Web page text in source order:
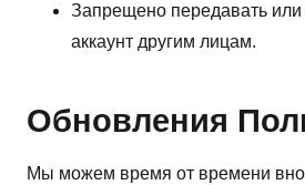
Запрещено передавать или
аккаунт другим лицам.
Обновления
Мы можем время от времени